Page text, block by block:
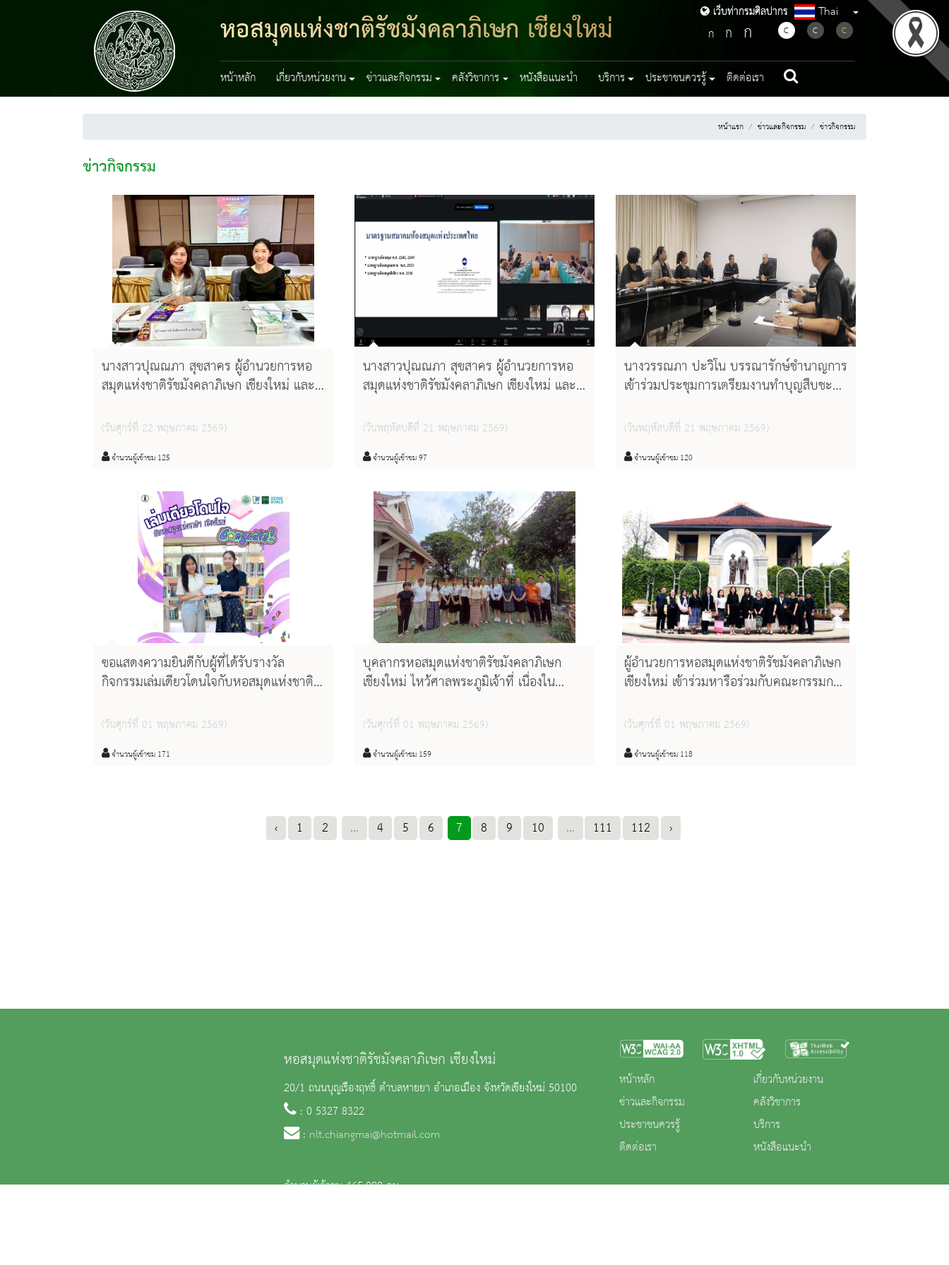
เว็บท่ากรมศิลปากร
หอสมุดแห่งชาติรัชมังคลาภิเษก เชียงใหม่ เว็บท่ากรมศิลปากร Thai
ก ก ก C C C
หน้าหลัก เกี่ยวกับหน่วยงาน ข่าวและกิจกรรม คลังวิชาการ หนังสือแนะนำ บริการ ประชาชนควรรู้ ติดต่อเรา
หน้าแรก ข่าวและกิจกรรม ข่าวกิจกรรม
ข่าวกิจกรรม
นางสาวปุณณภา สุขสาคร ผู้อำนวยการหอ
สมุดแห่งชาติรัชมังคลาภิเษก เชียงใหม่ และ
ชำนาญการ เข้าร่วมประชุมเตรียมความ
พร้อมการจัดงานเชียงใหม่ไพรด์ ๒๕๖๙
(วันศุกร์ที่ 22 พฤษภาคม 2569)
จำนวนผู้เข้าชม 125
นางสาวปุณณภา สุขสาคร ผู้อำนวยการหอ
สมุดแห่งชาติรัชมังคลาภิเษก เชียงใหม่ และ
ชำนาญการ เข้าร่วมการประชุมสมาคมห้อง
สมเด็จพระเทพรัตนราชสุดาฯ สยามบรมราช
(วันพฤหัสบดีที่ 21 พฤษภาคม 2569)
จำนวนผู้เข้าชม 97
นางวรรณภา ปะวิโน บรรณารักษ์ชำนาญการ
เข้าร่วมประชุมการเตรียมงานทำบุญสืบชะตา
(วันพฤหัสบดีที่ 21 พฤษภาคม 2569)
จำนวนผู้เข้าชม 120
ขอแสดงความยินดีกับผู้ที่ได้รับรางวัล
กิจกรรมเล่มเดียวโดนใจกับหอสมุดแห่งชาติฯ
book story @nl.cnx เดือนเมษายน
(วันศุกร์ที่ 01 พฤษภาคม 2569)
จำนวนผู้เข้าชม 171
บุคลากรหอสมุดแห่งชาติรัชมังคลาภิเษก
เชียงใหม่ ไหว้ศาลพระภูมิเจ้าที่ เนื่องใน
(วันศุกร์ที่ 01 พฤษภาคม 2569)
จำนวนผู้เข้าชม 159
ผู้อำนวยการหอสมุดแห่งชาติรัชมังคลาภิเษก
เชียงใหม่ เข้าร่วมหารือร่วมกับคณะกรรมการ
การร่วมคัดเลือกเอกสารเพื่อนำเสนอขึ้น
ทะเบียนมรดกความทรงจำแห่งชาติ
(วันศุกร์ที่ 01 พฤษภาคม 2569)
จำนวนผู้เข้าชม 118
‹ 1 2 ... 4 5 6 7 8 9 10 ... 111 112 ›
หอสมุดแห่งชาติรัชมังคลาภิเษก เชียงใหม่
20/1 ถนนบุญเรืองฤทธิ์ ตำบลหายยา อำเภอเมือง จังหวัดเชียงใหม่ 50100
: 0 5327 8322
: nlt.chiangmai@hotmail.com
จำนวนผู้เข้าชม 465,098 คน
หน้าหลัก
ข่าวและกิจกรรม
ประชาชนควรรู้
ติดต่อเรา
เกี่ยวกับหน่วยงาน
คลังวิชาการ
บริการ
หนังสือแนะนำ